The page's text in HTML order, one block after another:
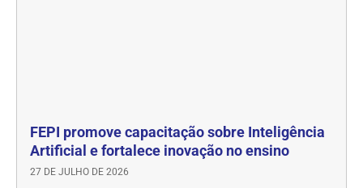
FEPI promove capacitação sobre Inteligência
Artificial e fortalece inovação no ensino
27 DE JULHO DE 2026